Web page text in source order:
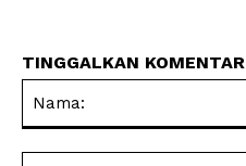
TINGGALKAN KOMENTAR